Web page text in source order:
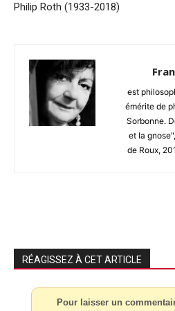
Philip Roth (1933-2018)
est
émérite de
Sorbonne.
et la
de Roux,
RÉAGISSEZ À CET ARTICLE
Pour laisser un